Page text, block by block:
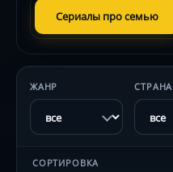
Сериалы про семью
ЖАНР СТРАНА
СОРТИРОВКА